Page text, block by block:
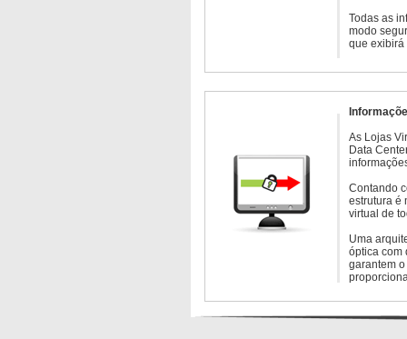
Todas as
modo
que exibirá
As Lojas
Data
Contando
estrutura é
virtual de
Uma
óptica com
garantem